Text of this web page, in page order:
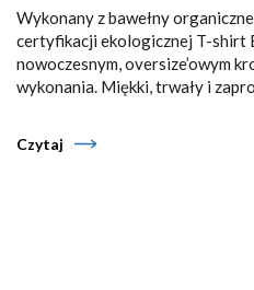
Wykonany z bawełny
certyfikacji ekologicznej T-shirt
nowoczesnym, oversize’owym
wykonania. Miękki, trwały i
Czytaj